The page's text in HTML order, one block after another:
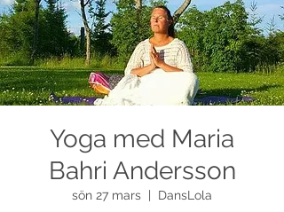
Yoga med Maria
Bahri Andersson
sön 27 mars DansLola